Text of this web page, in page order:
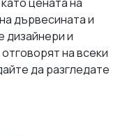
дървесината и
дизайнери и
на всеки
да разгледате